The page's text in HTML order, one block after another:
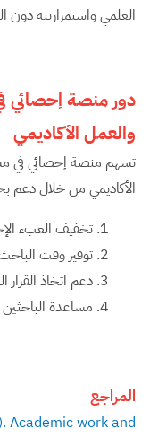
العلمي واستمراريته دون
دور منصة إحصائي
والعمل الأكاديمي
تسهم منصة إحصائي في
الأكاديمي من خلال
تخفيف العبء
توفير وقت الباحث
دعم اتخاذ
مساعدة
المراجع
Academic work and